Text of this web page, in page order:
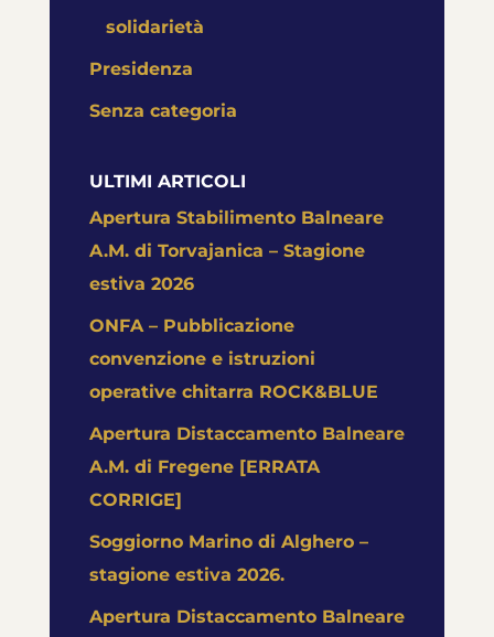
solidarietà
Presidenza
Senza categoria
ULTIMI ARTICOLI
Apertura Stabilimento Balneare
A.M. di Torvajanica – Stagione
estiva 2026
ONFA – Pubblicazione
convenzione e istruzioni
operative chitarra ROCK&BLUE
Apertura Distaccamento Balneare
A.M. di Fregene [ERRATA
CORRIGE]
Soggiorno Marino di Alghero –
stagione estiva 2026.
Apertura Distaccamento Balneare